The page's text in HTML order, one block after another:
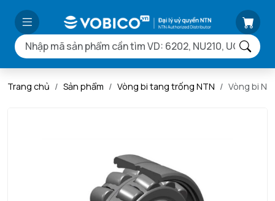
Trang chủ Sản phẩm Vòng bi tang trống NTN Vòng bi